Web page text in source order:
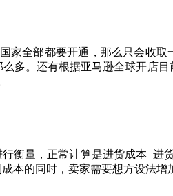
家全部都要开通，那么只会收
多。还有根据亚马逊全球开店
衡量，正常计算是进货成本=进
本的同时，卖家需要想方设法